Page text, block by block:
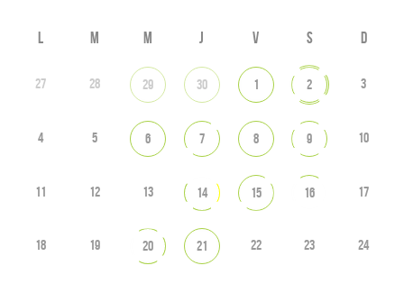
L M M J V S D
27 28 29 30 1 2 3
4 5 6 7 8 9 10
11 12 13 14 15 16 17
18 19 20 21 22 23 24